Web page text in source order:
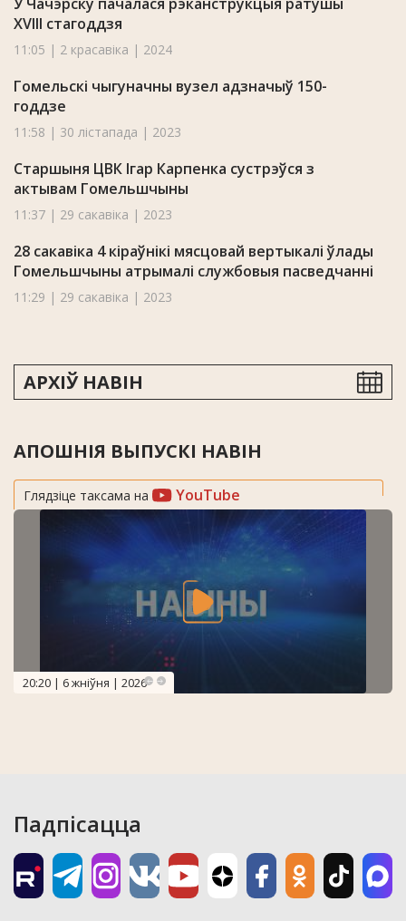
XVIII стагоддзя
11:05 | 2 красавіка | 2024
Гомельскі чыгуначны вузел адзначыў 150-
годдзе
11:58 | 30 лістапада | 2023
Старшыня ЦВК Ігар Карпенка сустрэўся з
актывам Гомельшчыны
11:37 | 29 сакавіка | 2023
28 сакавіка 4 кіраўнікі мясцовай вертыкалі ўлады
Гомельшчыны атрымалі службовыя пасведчанні
11:29 | 29 сакавіка | 2023
АРХІЎ НАВІН
АПОШНІЯ ВЫПУСКІ НАВІН
Глядзіце таксама на YouTube
20:20 | 6 жніўня | 2026
Падпісацца